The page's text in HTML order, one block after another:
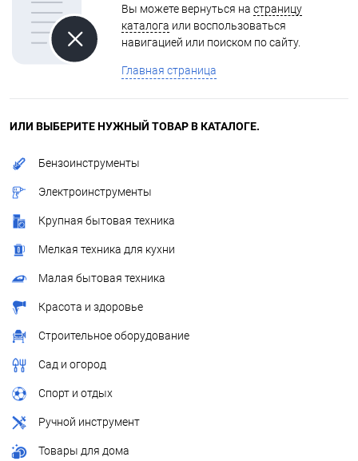
Вы можете вернуться на страницу
каталога или воспользоваться
навигацией или поиском по сайту.
Главная страница
ИЛИ ВЫБЕРИТЕ НУЖНЫЙ ТОВАР В КАТАЛОГЕ.
Бензоинструменты
Электроинструменты
Крупная бытовая техника
Мелкая техника для кухни
Малая бытовая техника
Красота и здоровье
Строительное оборудование
Сад и огород
Спорт и отдых
Ручной инструмент
Товары для дома